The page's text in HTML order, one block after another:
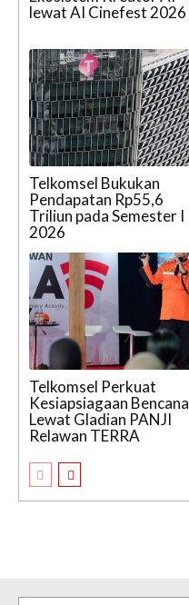
lewat AI Cinefest 2026
Telkomsel Bukukan
Pendapatan Rp55,6
Triliun pada Semester I
2026
Telkomsel Perkuat
Kesiapsiagaan Bencana
Lewat Gladian PANJI
Relawan TERRA